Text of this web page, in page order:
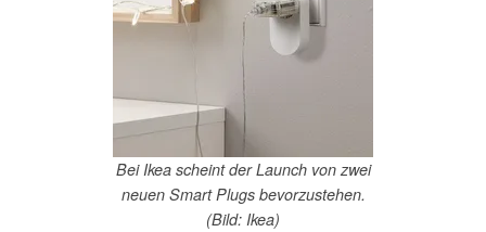
Bei Ikea scheint der Launch von zwei
neuen Smart Plugs bevorzustehen.
(Bild: Ikea)